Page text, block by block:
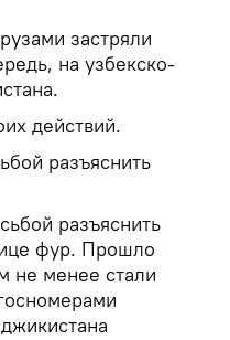
застряли
на узбекско-
действий.
разъяснить
разъяснить
фур. Прошло
не менее стали